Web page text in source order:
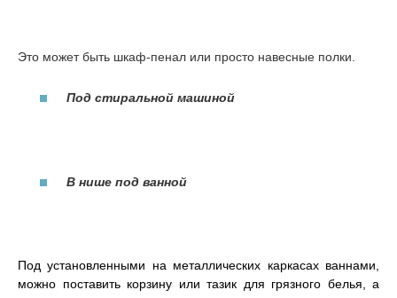
Это может быть шкаф-пенал или просто навесные полки.
Под стиральной машиной
В нише под ванной
Под установленными на металлических каркасах ваннами,
можно поставить корзину или тазик для грязного белья, а